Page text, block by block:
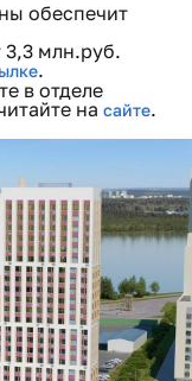
обеспечит
3,3 млн.руб.
.
в отделе
на сайте.